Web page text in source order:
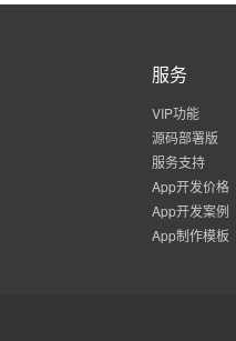
服务
VIP功能
源码部署版
服务支持
App开发价格
App开发案例
App制作模板